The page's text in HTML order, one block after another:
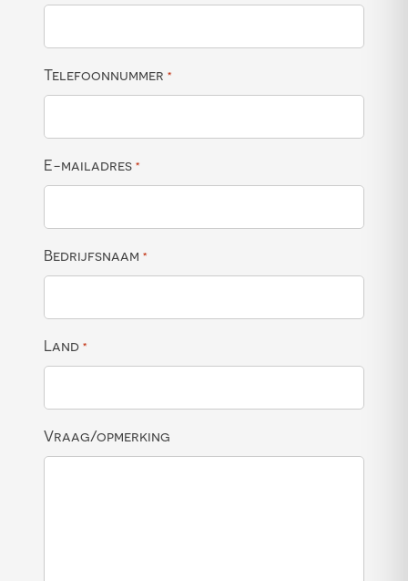
Telefoonnummer *
E-mailadres *
Bedrijfsnaam *
Land *
Vraag/opmerking